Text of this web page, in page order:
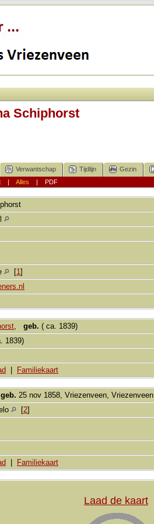
Schiphorst
Verwantschap Tijdlijn Gezin
| Alles | PDF
[1]
, geb. ( ca. 1839)
1839)
Familiekaart
geb. 25 nov 1858, Vriezenveen, Vriezenveen
[2]
Familiekaart
Laad de kaart